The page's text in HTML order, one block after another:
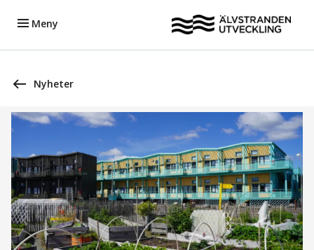
Meny
Nyheter